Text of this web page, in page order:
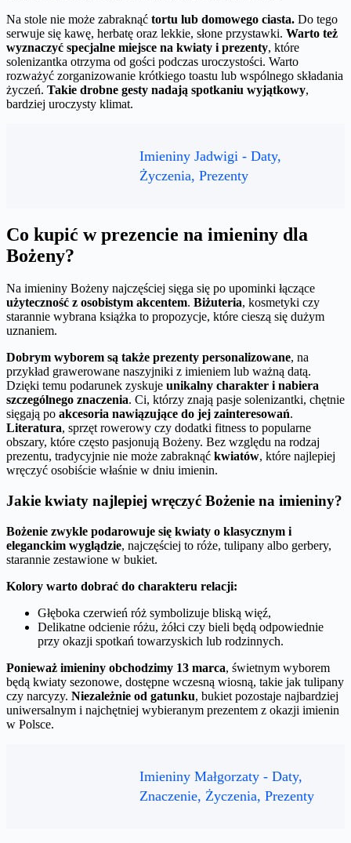
Na stole nie może zabraknąć tortu lub domowego ciasta. Do tego
serwuje się kawę, herbatę oraz lekkie, słone przystawki. Warto też
wyznaczyć specjalne miejsce na kwiaty i prezenty, które
solenizantka otrzyma od gości podczas uroczystości. Warto
rozważyć zorganizowanie krótkiego toastu lub wspólnego składania
życzeń. Takie drobne gesty nadają spotkaniu wyjątkowy,
bardziej uroczysty klimat.
Imieniny Jadwigi - Daty,
Życzenia, Prezenty
Co kupić w prezencie na imieniny dla
Bożeny?
Na imieniny Bożeny najczęściej sięga się po upominki łączące
użyteczność z osobistym akcentem. Biżuteria, kosmetyki czy
starannie wybrana książka to propozycje, które cieszą się dużym
uznaniem.
Dobrym wyborem są także prezenty personalizowane, na
przykład grawerowane naszyjniki z imieniem lub ważną datą.
Dzięki temu podarunek zyskuje unikalny charakter i nabiera
szczególnego znaczenia. Ci, którzy znają pasje solenizantki, chętnie
sięgają po akcesoria nawiązujące do jej zainteresowań.
Literatura, sprzęt rowerowy czy dodatki fitness to popularne
obszary, które często pasjonują Bożeny. Bez względu na rodzaj
prezentu, tradycyjnie nie może zabraknąć kwiatów, które najlepiej
wręczyć osobiście właśnie w dniu imienin.
Jakie kwiaty najlepiej wręczyć Bożenie na imieniny?
Bożenie zwykle podarowuje się kwiaty o klasycznym i
eleganckim wyglądzie, najczęściej to róże, tulipany albo gerbery,
starannie zestawione w bukiet.
Kolory warto dobrać do charakteru relacji:
Głęboka czerwień róż symbolizuje bliską więź,
Delikatne odcienie różu, żółci czy bieli będą odpowiednie
przy okazji spotkań towarzyskich lub rodzinnych.
Ponieważ imieniny obchodzimy 13 marca, świetnym wyborem
będą kwiaty sezonowe, dostępne wczesną wiosną, takie jak tulipany
czy narcyzy. Niezależnie od gatunku, bukiet pozostaje najbardziej
uniwersalnym i najchętniej wybieranym prezentem z okazji imienin
w Polsce.
Imieniny Małgorzaty - Daty,
Znaczenie, Życzenia, Prezenty